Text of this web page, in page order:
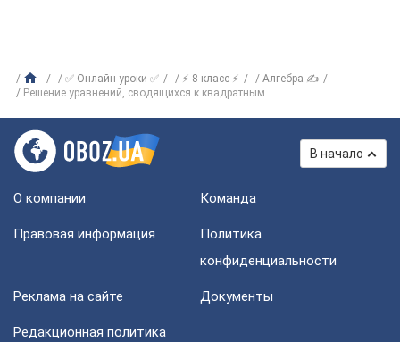
✅ Онлайн уроки ✅ ⚡ 8 класс ⚡
Алгебра ✍
Решение уравнений, сводящихся к квадратным
В начало
О компании Команда
Правовая информация
Политика
конфиденциальности
Реклама на сайте Документы
Редакционная политика